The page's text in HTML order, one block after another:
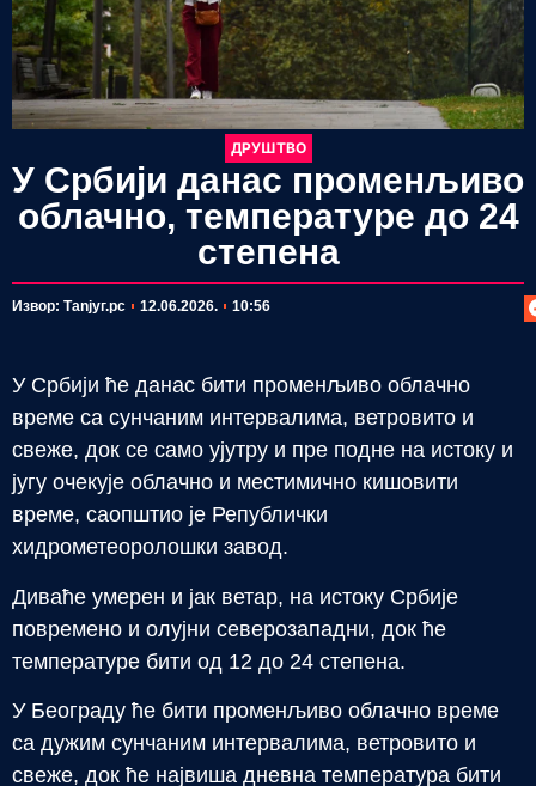
ДРУШТВО
У Србији данас променљиво
облачно, температуре до 24
степена
Извор: Таnjyг.рс 12.06.2026. 10:56
У Србији ће данас бити променљиво облачно
време са сунчаним интервалима, ветровито и
свеже, док се само ујутру и пре подне на истоку и
југу очекује облачно и местимично кишовити
време, саопштио је Републички
хидрометеоролошки завод.
Диваће умерен и јак ветар, на истоку Србије
повремено и олујни северозападни, док ће
температуре бити од 12 до 24 степена.
У Београду ће бити променљиво облачно време
са дужим сунчаним интервалима, ветровито и
свеже, док ће највиша дневна температура бити